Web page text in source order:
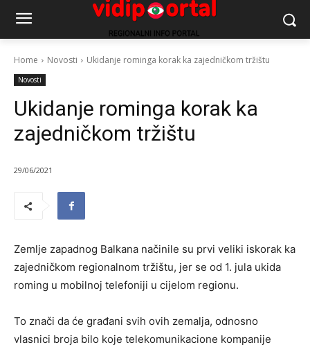
Home Novosti Ukidanje rominga korak ka zajedničkom tržištu
Novosti
Ukidanje rominga korak ka
zajedničkom tržištu
29/06/2021
Zemlje zapadnog Balkana načinile su prvi veliki iskorak ka
zajedničkom regionalnom tržištu, jer se od 1. jula ukida
roming u mobilnoj telefoniji u cijelom regionu.
To znači da će građani svih ovih zemalja, odnosno
vlasnici broja bilo koje telekomunikacione kompanije